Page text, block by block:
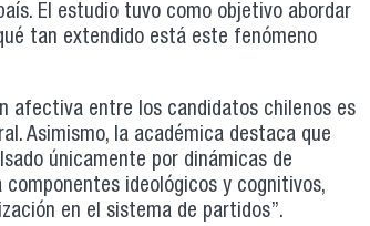
El estudio tuvo como objetivo abordar
tan extendido está este fenómeno
afectiva entre los candidatos chilenos es
Asimismo, la académica destaca que
únicamente por dinámicas de
ideológicos y cognitivos,
en el sistema de partidos”.